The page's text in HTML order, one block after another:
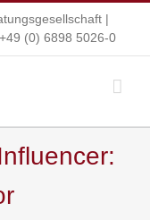
|
+49 (0) 6898 5026-0